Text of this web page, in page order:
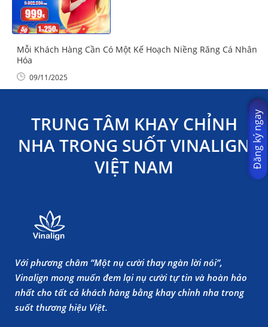
Mỗi Khách Hàng Cần Có Một Kế Hoạch Niềng Răng Cá Nhân
Hóa
09/11/2025
TRUNG TÂM KHAY CHỈNH
NHA TRONG SUỐT VINALIGN
VIỆT NAM
Với phương châm “Một nụ cười thay ngàn lời nói”,
Vinalign mong muốn đem lại nụ cười tự tin và hoàn hảo
nhất cho tất cả khách hàng bằng khay chỉnh nha trong
suốt thương hiệu Việt.
Đăng ký ngay